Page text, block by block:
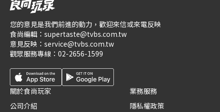
您的意見是我們前進的動力，歡迎來信或來電反映
食尚編輯： supertaste@tvbs.com.tw
意見反映： service@tvbs.com.tw
觀眾服務專線： 02-2656-1599
關於食尚玩家
公司介紹
業務服務
隱私權政策